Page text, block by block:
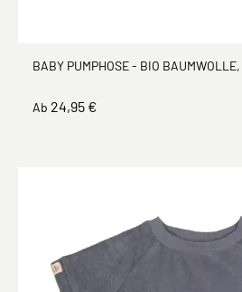
BABY PUMPHOSE - BIO
Ab 24,95 €